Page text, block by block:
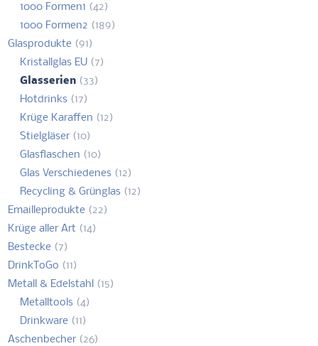
1000 Formen1 (42)
1000 Formen2 (189)
Glasprodukte (91)
Kristallglas EU (7)
Glasserien (33)
Hotdrinks (17)
Krüge Karaffen (12)
Stielgläser (10)
Glasflaschen (10)
Glas Verschiedenes (12)
Recycling & Grünglas (12)
Emailleprodukte (22)
Krüge aller Art (14)
Bestecke (7)
DrinkToGo (11)
Metall & Edelstahl
(15)
Metalltools (4)
Drinkware (11)
Aschenbecher (26)